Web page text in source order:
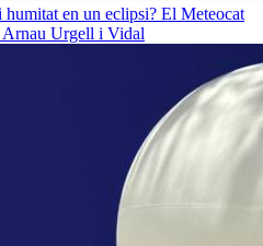
humitat en un eclipsi? El Meteocat
Arnau Urgell i Vidal